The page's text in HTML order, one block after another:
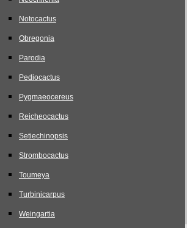
Notocactus
Obregonia
Parodia
Pediocactus
Pygmaeocereus
Reicheocactus
Setiechinopsis
Strombocactus
Toumeya
Turbinicarpus
Weingartia